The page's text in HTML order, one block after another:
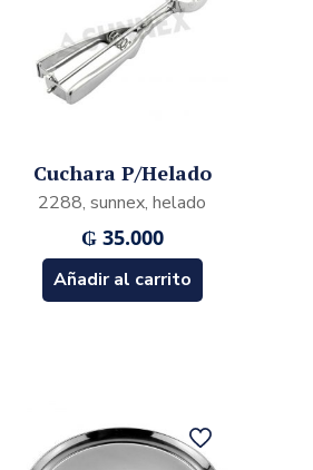
Cuchara P/Helado
2288, sunnex, helado
₲35.000
Añadir al carrito